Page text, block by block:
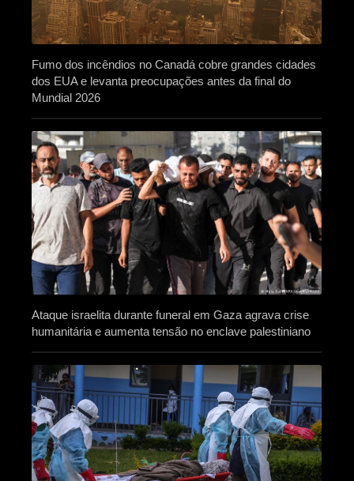
Fumo dos incêndios no Canadá cobre grandes cidades
dos EUA e levanta preocupações antes da final do
Mundial 2026
Ataque israelita durante funeral em Gaza agrava crise
humanitária e aumenta tensão no enclave palestiniano